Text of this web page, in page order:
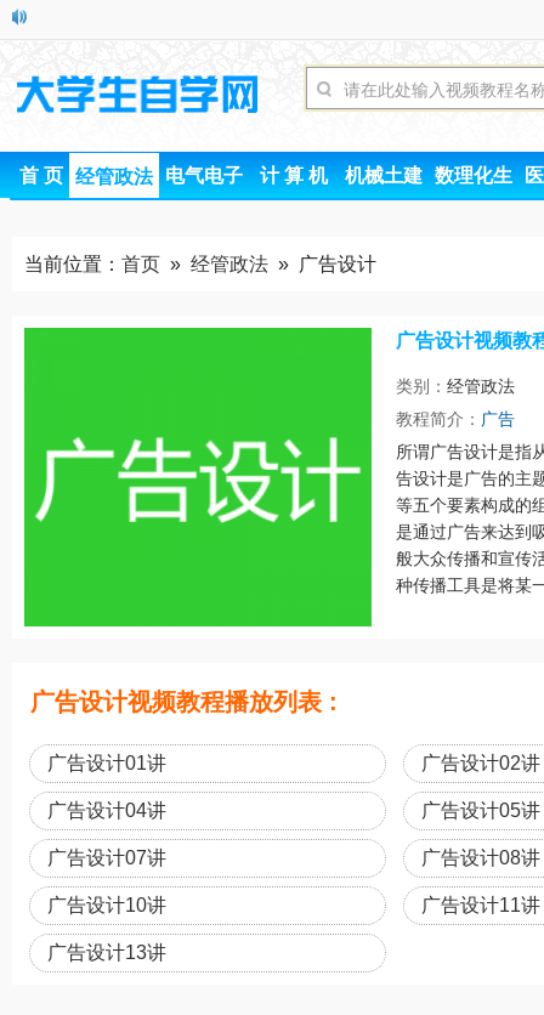
首 页 经管政法 电气电子 计 算 机 机械土建 数理化生
当前位置： 首页 » 经管政法 » 广告设计
广告设计视频教
类别： 经管政法
教程简介： 广告
所谓广告设计是指
告设计是广告的主
等五个要素构成的
是通过广告来达到
般大众传播和宣传
种传播工具是将某
广告设计视频教程播放列表 :
广告设计01讲 广告设计02讲
广告设计04讲 广告设计05讲
广告设计07讲 广告设计08讲
广告设计10讲 广告设计11讲
广告设计13讲